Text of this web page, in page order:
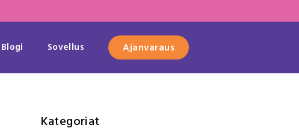
Blogi Sovellus Ajanvaraus
Kategoriat